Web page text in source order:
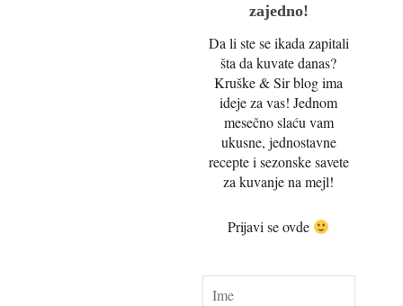
zajedno!
Da li ste se ikada zapitali
šta da kuvate danas?
Kruške & Sir blog ima
ideje za vas! Jednom
mesečno slaću vam
ukusne, jednostavne
recepte i sezonske savete
za kuvanje na mejl!
Prijavi se ovde